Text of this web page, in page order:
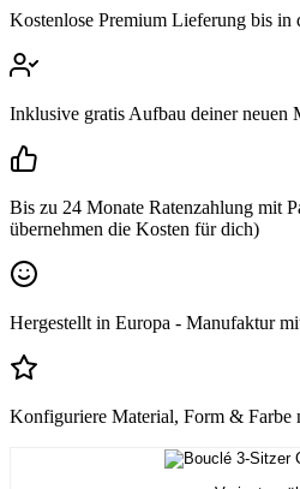
Kostenlose Premium Lieferung bis in
Inklusive gratis Aufbau deiner neuen
Bis zu 24 Monate Ratenzahlung mit
übernehmen die Kosten für dich)
Hergestellt in Europa - Manufaktur
Konfiguriere Material, Form & Farbe